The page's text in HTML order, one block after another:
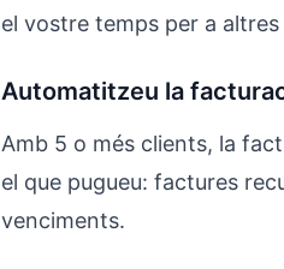
el vostre temps per a
Automatitzeu la
Amb 5 o més clients, la
el que pugueu: factures
venciments.